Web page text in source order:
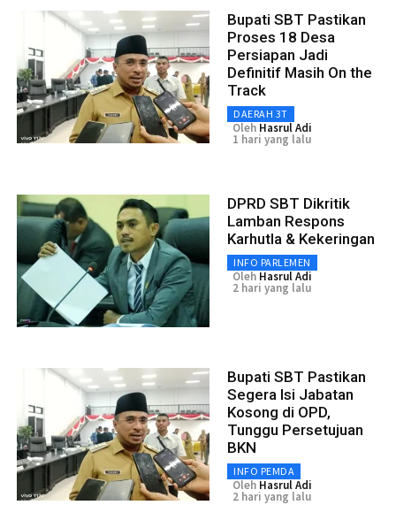
Bupati SBT Pastikan
Proses 18 Desa
Persiapan Jadi
Definitif Masih On the
Track
DAERAH 3T
Oleh Hasrul Adi
1 hari yang lalu
DPRD SBT Dikritik
Lamban Respons
Karhutla & Kekeringan
INFO PARLEMEN
Oleh Hasrul Adi
2 hari yang lalu
Bupati SBT Pastikan
Segera Isi Jabatan
Kosong di OPD,
Tunggu Persetujuan
BKN
INFO PEMDA
Oleh Hasrul Adi
2 hari yang lalu